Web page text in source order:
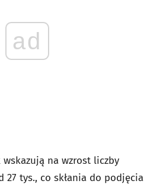
ad
wskazują na wzrost liczby
27 tys., co skłania do podjęcia